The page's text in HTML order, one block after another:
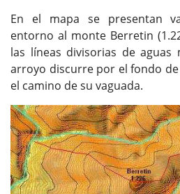
En el mapa se presentan
entorno al monte Berretin
las líneas divisorias de aguas
arroyo discurre por el fondo
el camino de su vaguada.